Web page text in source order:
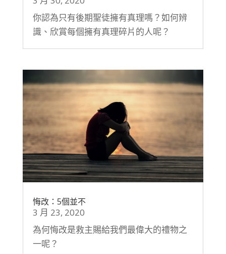
你認為只有後期聖徒擁有真理嗎？如何辨
識、欣賞每個擁有真理碎片的人呢？
悔改：5個並不
3 月 23, 2020
為何悔改是救主賜給我們最偉大的禮物之
一呢？